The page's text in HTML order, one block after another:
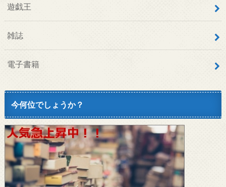
遊戯王
雑誌
電子書籍
今何位でしょうか？